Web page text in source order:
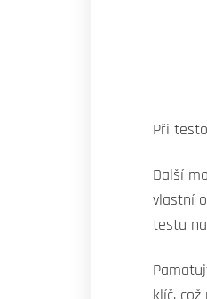
Při
Další
vlastní
testu
klíč,